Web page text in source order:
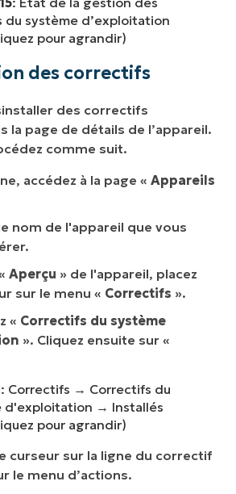
du système d’exploitation
pour agrandir)
des correctifs
des correctifs
la page de détails de l’appareil.
comme suit.
accédez à la page « Appareils
nom de l'appareil que vous
Aperçu » de l'appareil, placez
sur le menu « Correctifs ».
« Correctifs du système
». Cliquez ensuite sur «
: Correctifs → Correctifs du
d'exploitation → Installés
pour agrandir)
curseur sur la ligne du correctif
le menu d’actions.